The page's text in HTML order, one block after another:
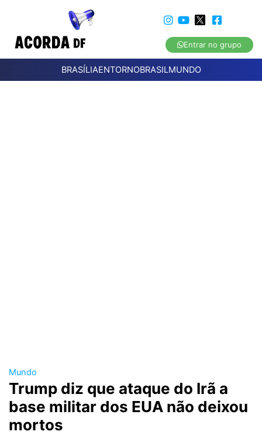
Entrar no grupo
BRASÍLIAENTORNOBRASILMUNDO
Mundo
Trump diz que ataque do Irã a
base militar dos EUA não deixou
mortos